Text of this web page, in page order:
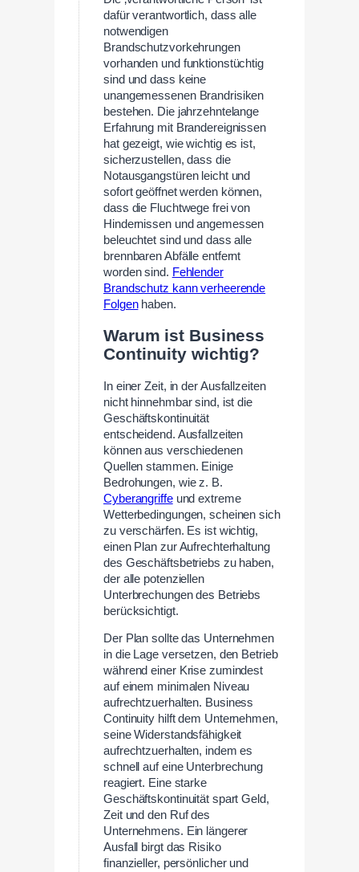
dafür verantwortlich, dass alle
notwendigen
Brandschutzvorkehrungen
vorhanden und funktionstüchtig
sind und dass keine
unangemessenen Brandrisiken
bestehen. Die jahrzehntelange
Erfahrung mit Brandereignissen
hat gezeigt, wie wichtig es ist,
sicherzustellen, dass die
Notausgangstüren leicht und
sofort geöffnet werden können,
dass die Fluchtwege frei von
Hindernissen und angemessen
beleuchtet sind und dass alle
brennbaren Abfälle entfernt
worden sind. Fehlender
Brandschutz kann verheerende
Folgenhaben.
Warum ist Business
Continuity wichtig?
In einer Zeit, in der Ausfallzeiten
nicht hinnehmbar sind, ist die
Geschäftskontinuität
entscheidend. Ausfallzeiten
können aus verschiedenen
Quellen stammen. Einige
Bedrohungen, wie z. B.
Cyberangriffeund extreme
Wetterbedingungen, scheinen sich
zu verschärfen. Es ist wichtig,
einen Plan zur Aufrechterhaltung
des Geschäftsbetriebs zu haben,
der alle potenziellen
Unterbrechungen des Betriebs
berücksichtigt.
Der Plan sollte das Unternehmen
in die Lage versetzen, den Betrieb
während einer Krise zumindest
auf einem minimalen Niveau
aufrechtzuerhalten. Business
Continuity hilft dem Unternehmen,
seine Widerstandsfähigkeit
aufrechtzuerhalten, indem es
schnell auf eine Unterbrechung
reagiert. Eine starke
Geschäftskontinuität spart Geld,
Zeit und den Ruf des
Unternehmens. Ein längerer
Ausfall birgt das Risiko
finanzieller, persönlicher und